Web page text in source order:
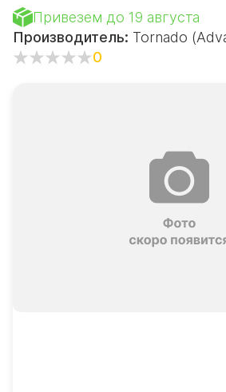
Привезем до 19 августа
Производитель: Tornado
0